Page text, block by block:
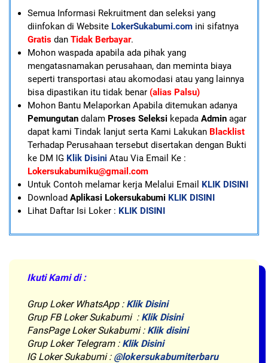
Semua Informasi Rekruitment dan seleksi yang
diinfokan di Website LokerSukabumi.comini sifatnya
Gratisdan Tidak Berbayar.
Mohon waspada apabila ada pihak yang
mengatasnamakan perusahaan, dan meminta biaya
seperti transportasi atau akomodasi atau yang lainnya
bisa dipastikan itu tidak benar (alias Palsu)
Mohon Bantu Melaporkan Apabila ditemukan adanya
Pemungutandalam Proses Seleksi kepada Adminagar
dapat kami Tindak lanjut serta Kami LakukanBlacklist
Terhadap Perusahaan tersebut disertakan dengan Bukti
ke DM IG Klik Disini Atau Via Email Ke :
Lokersukabumiku@gmail.com
Untuk Contoh melamar kerja Melalui Email KLIK DISINI
Download Aplikasi Lokersukabumi KLIK DISINI
Lihat Daftar Isi Loker : KLIK DISINI
Ikuti Kami di :
Grup Loker WhatsApp : Klik Disini
Grup FB Loker Sukabumi : Klik Disini
FansPage Loker Sukabumi : Klik disini
Grup Loker Telegram : Klik Disini
IG Loker Sukabumi : @lokersukabumiterbaru